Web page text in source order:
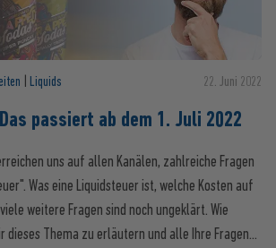
Liquids 22. Juni 2022
passiert ab dem 1. Juli 2022
uns auf allen Kanälen, zahlreiche Fragen
Was eine Liquidsteuer ist, welche Kosten auf
weitere Fragen sind noch ungeklärt. Wie
dieses Thema zu erläutern und alle Ihre Fragen